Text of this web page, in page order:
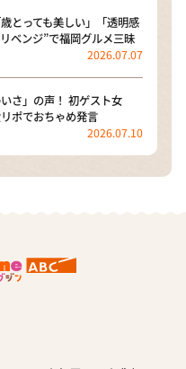
とっても美しい」「透明感
ベンジ”で福岡グルメ三昧
2026.07.07
さ」の声！ 初ゲスト女
ポでおちゃめ発言
2026.07.10